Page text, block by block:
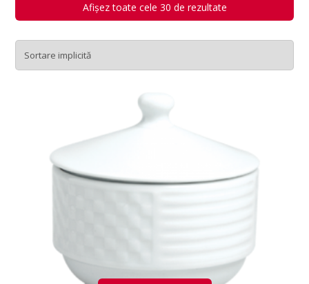
Afișez toate cele 30 de rezultate